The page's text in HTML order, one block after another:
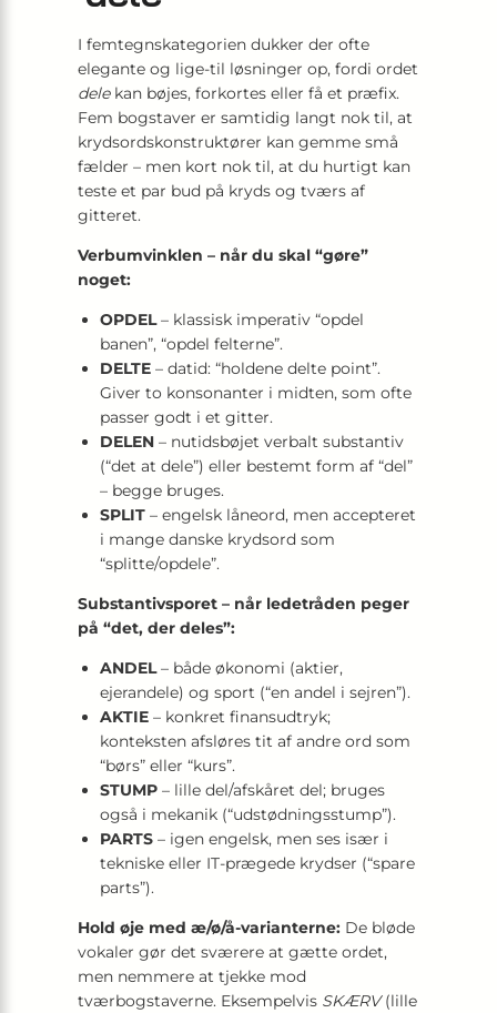
I femtegns­kategorien dukker der ofte
elegante og lige-til løsninger op, fordi ordet
delekan bøj­es, forkort­es eller få et præfix.
Fem bogstaver er samtidig langt nok til, at
krydsordskonstruktører kan gemme små
fælder – men kort nok til, at du hurtigt kan
teste et par bud på kryds og tværs af
gitteret.
Verbum­vinklen – når du skal “gøre”
noget:
OPDEL– klassisk imperativ “opdel
banen”, “opdel felterne”.
DELTE – datid: “holdene delte point”.
Giver to konsonanter i midten, som ofte
passer godt i et gitter.
DELEN – nutids­bøjet verbalt substantiv
(“det at dele”) eller bestemt form af “del”
– begge bruges.
SPLIT – engelsk låneord, men accepteret
i mange danske krydsord som
“splitte/opdele”.
Substantiv­sporet – når ledetråden peger
på “det, der deles”:
ANDEL– både økonomi (aktier,
ejerandele) og sport (“en andel i sejren”).
AKTIE – konkret finans­udtryk;
konteksten afsløres tit af andre ord som
“børs” eller “kurs”.
STUMP – lille del/afskåret del; bruges
også i mekanik (“udstødnings­stump”).
PARTS – igen engelsk, men ses især i
tekniske eller IT-prægede krydser (“spare
parts”).
Hold øje med æ/ø/å-varianterne: De bløde
vokaler gør det sværere at gætte ordet,
men nemmere at tjekke mod
tværbogstaverne. Eksempelvis SKÆRV(lille